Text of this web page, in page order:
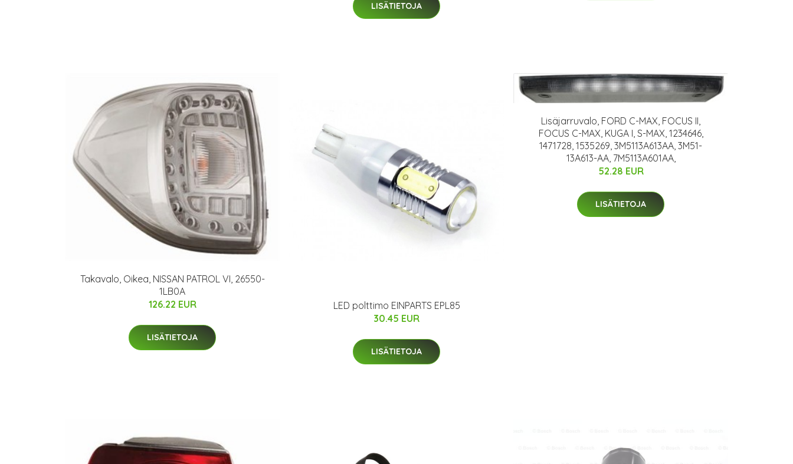
LISÄTIETOJA
Takavalo, Oikea, NISSAN PATROL VI, 26550-
1LB0A
126.22 EUR
LISÄTIETOJA
LED polttimo EINPARTS EPL85
30.45 EUR
LISÄTIETOJA
Lisäjarruvalo, FORD C-MAX, FOCUS II,
FOCUS C-MAX, KUGA I, S-MAX, 1234646,
1471728, 1535269, 3M5113A613AA, 3M51-
13A613-AA, 7M5113A601AA,
52.28 EUR
LISÄTIETOJA